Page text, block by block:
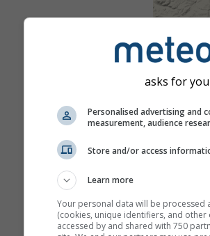
asks for
Personalised advertising and
measurement, audience
Store and/or access
Learn more
Your personal data will be
(cookies, unique identifiers, and
accessed by and shared with 750